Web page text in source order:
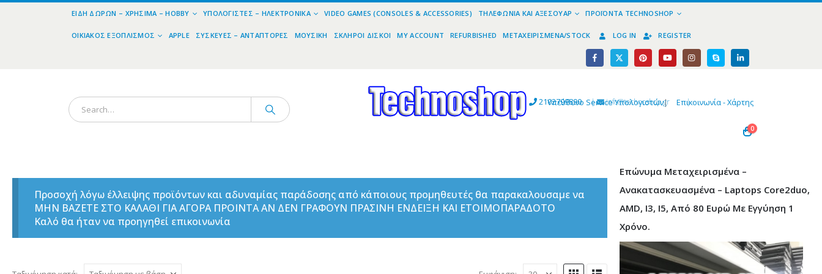
ΕΊΔΗ ΔΏΡΩΝ – ΧΡΉΣΙΜΑ – HOBBY ΥΠΟΛΟΓΙΣΤΈΣ – ΗΛΕΚΤΡΟΝΙΚΆ VIDEO GAMES (CONSOLES & ACCESSORIES) ΤΗΛΕΦΩΝΊΑ ΚΑΙ ΑΞΕΣΟΥΆΡ ΠΡΟΪΌΝΤΑ TECHNOSHOP
ΟΙΚΙΑΚΌΣ ΕΞΟΠΛΙΣΜΌΣ APPLE ΣΥΣΚΕΥΈΣ – ΑΝΤΆΠΤΟΡΕΣ ΜΟΥΣΙΚΉ ΣΚΛΗΡΟΊ ΔΊΣΚΟΙ MY ACCOUNT REFURBISHED ΜΕΤΑΧΕΙΡΙΣΜΈΝΑ/STOCK LOG IN REGISTER
2102799890 | info@technoshop,gr |
Υπεύθυνο Service Υπολογιστών| Επικοινωνία - Χάρτης
0
Προσοχή λόγω έλλειψης προϊόντων και αδυναμίας παράδοσης από κάποιους προμηθευτές θα παρακαλουσαμε να
ΜΗΝ ΒΑΖΕΤΕ ΣΤΟ ΚΑΛΑΘΙ ΓΙΑ ΑΓΟΡΑ ΠΡΟΙΝΤΑ ΑΝ ΔΕΝ ΓΡΑΦΟΥΝ ΠΡΑΣΙΝΗ ΕΝΔΕΙΞΗ ΚΑΙ ΕΤΟΙΜΟΠΑΡΑΔΟΤΟ
Καλό θα ήταν να προηγηθεί επικοινωνία
Επώνυμα Μεταχειρισμένα –
Ανακατασκευασμένα – Laptops Core2duo,
AMD, I3, I5, Από 80 Ευρώ Με Εγγύηση 1
Χρόνο.